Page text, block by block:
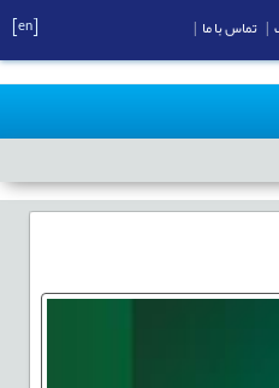
تماس با ما